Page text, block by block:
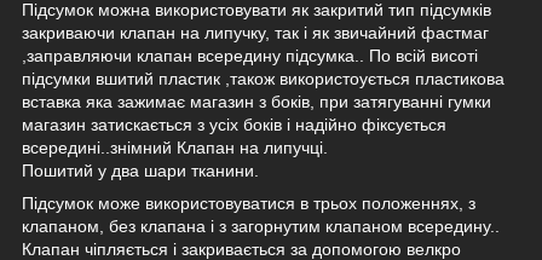
Підсумок можна використовувати як закритий тип підсумків
закриваючи клапан на липучку, так і як звичайний фастмаг
,заправляючи клапан всередину підсумка.. По всій висоті
підсумки вшитий пластик ,також використоується пластикова
вставка яка зажимає магазин з боків, при затягуванні гумки
магазин затискається з усіх боків і надійно фіксується
всередині..знімний Клапан на липучці.
Пошитий у два шари тканини.
Підсумок може використовуватися в трьох положеннях, з
клапаном, без клапана і з загорнутим клапаном всередину..
Клапан чіпляється і закривається за допомогою велкро